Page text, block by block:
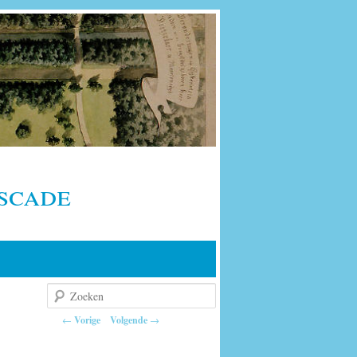
Berichtnavigatie
← Vorige Volgende →